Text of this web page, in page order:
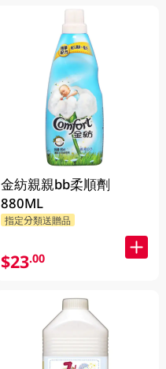
金紡親親bb柔順劑
880ML
指定分類送贈品
$23.00